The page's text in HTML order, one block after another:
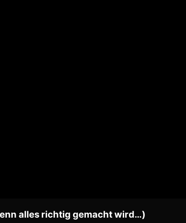
alles richtig gemacht wird…)